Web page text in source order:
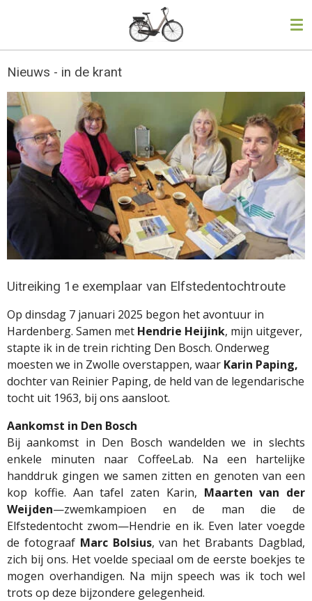
naar
Nieuws - in de krant
Uitreiking 1e exemplaar van Elfstedentochtroute
Op dinsdag 7 januari 2025 begon het avontuur in
Hardenberg. Samen met Hendrie Heijink, mijn uitgever,
stapte ik in de trein richting Den Bosch. Onderweg
moesten we in Zwolle overstappen, waar Karin Paping,
dochter van Reinier Paping, de held van de legendarische
tocht uit 1963, bij ons aansloot.
Aankomst in Den Bosch
Bij aankomst in Den Bosch wandelden we in slechts
enkele minuten naar CoffeeLab. Na een hartelijke
handdruk gingen we samen zitten en genoten van een
kop koffie. Aan tafel zaten Karin, Maarten van der
Weijden—zwemkampioen en de man die de
Elfstedentocht zwom—Hendrie en ik. Even later voegde
de fotograaf Marc Bolsius, van het Brabants Dagblad,
zich bij ons. Het voelde speciaal om de eerste boekjes te
mogen overhandigen. Na mijn speech was ik toch wel
trots op deze bijzondere gelegenheid.